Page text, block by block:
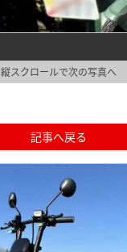
縦スクロールで次の写真へ
記事へ戻る